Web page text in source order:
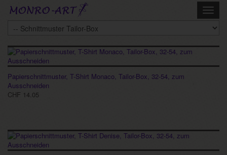
Skip
Schnittmuster
Tailor-
Box
Papierschnittmuster, T-Shirt Monaco, Tailor-Box, 32-54, zum
Ausschneiden
CHF 14.05